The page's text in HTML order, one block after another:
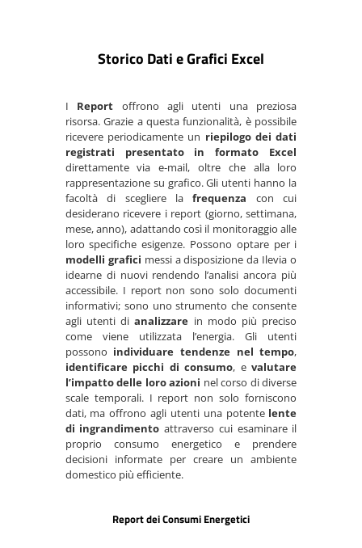
Storico Dati e Grafici Excel
I Report offrono agli utenti una preziosa
risorsa. Grazie a questa funzionalità, è possibile
ricevere periodicamente un riepilogo dei dati
registrati presentato in formato Excel
direttamente via e-mail, oltre che alla loro
rappresentazione su grafico. Gli utenti hanno la
facoltà di scegliere lafrequenza con cui
desiderano ricevere i report (giorno, settimana,
mese, anno), adattando così il monitoraggio alle
loro specifiche esigenze. Possono optare per i
modelli grafici messi a disposizione da Ilevia o
idearne di nuovi rendendo l’analisi ancora più
accessibile. I report non sono solo documenti
informativi; sono uno strumento che consente
agli utenti dianalizzare in modo più preciso
come viene utilizzata l’energia. Gli utenti
possono individuare tendenze nel tempo,
identificare picchi di consumo, evalutare
l’impatto delle loro azioni nel corso di diverse
scale temporali. I report non solo forniscono
dati, ma offrono agli utenti una potente lente
di ingrandimento attraverso cui esaminare il
proprio consumo energetico e prendere
decisioni informate per creare un ambiente
domestico più efficiente.​
Report dei Consumi Energetici